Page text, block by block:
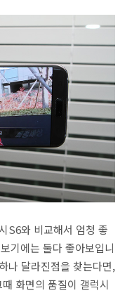
S6와 비교해서 엄청 좋
기에는 둘다 좋아보입니
나 달라진점을 찾는다면,
화면의 품질이 갤럭시